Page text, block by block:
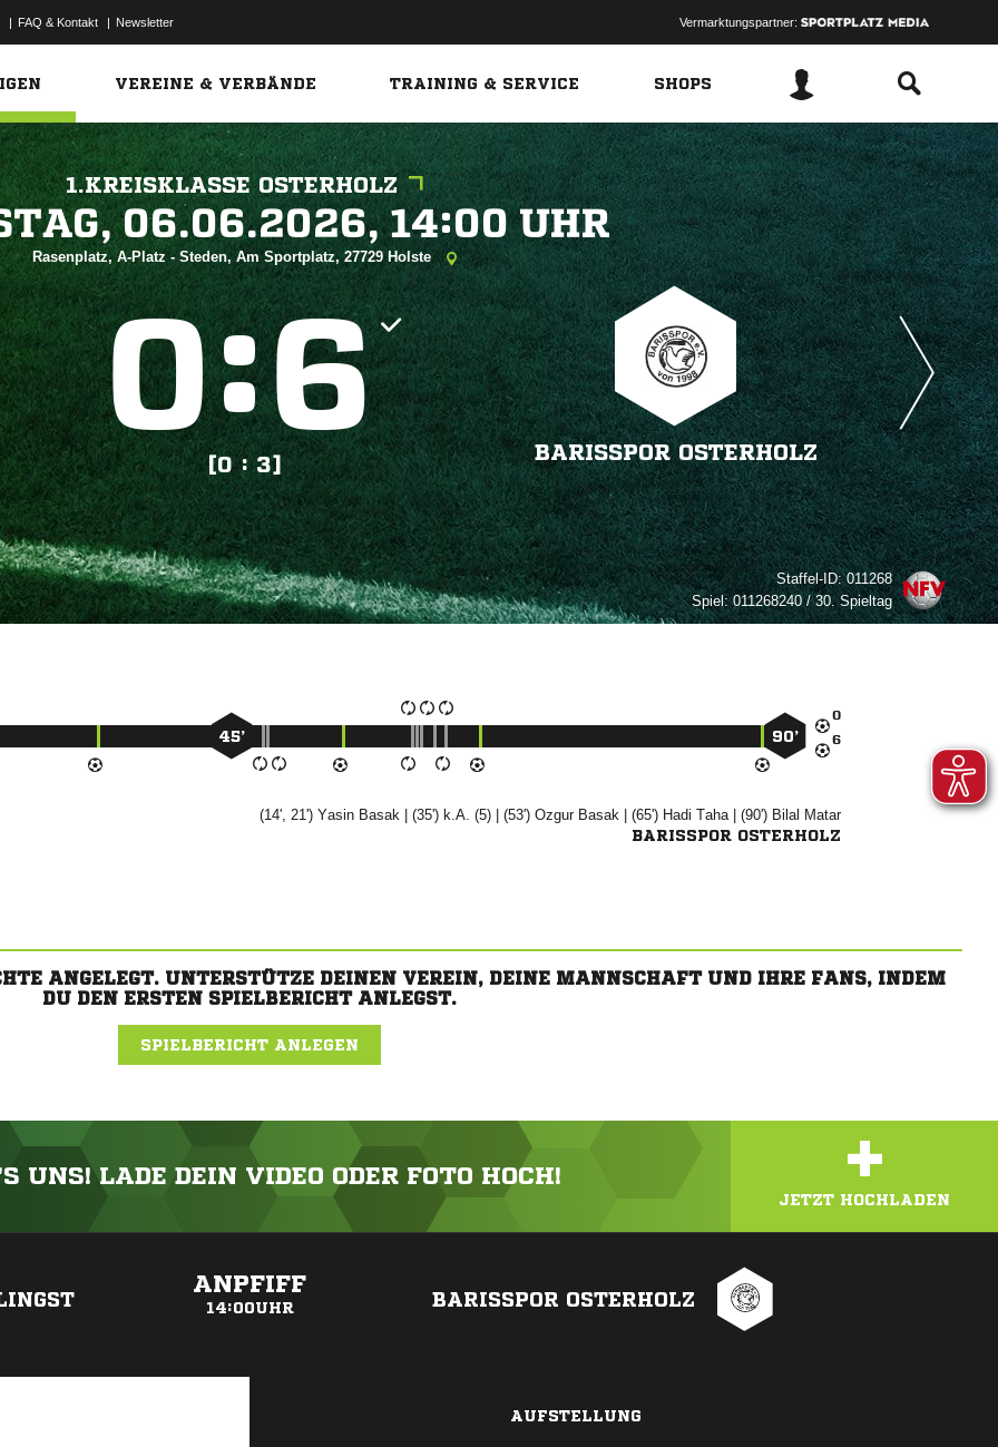
| FAQ & Kontakt | Newsletter Vermarktungspartner:
VEREINE & VERBÄNDE TRAINING & SERVICE SHOPS
1.KREISKLASSE OSTERHOLZ
  
Rasenplatz, A-Platz - Steden, Am Sportplatz, 27729 Holste
:
[0 : 3]
BARISSPOR OSTERHOLZ
Staffel-ID:011268
Spiel:011268240 / 30. Spieltag


45’ 90’
(14', 21')  | (35') k.A. (5) | (53')  | (65')  | (90')  
BARISSPOR OSTERHOLZ
ANGELEGT. UNTERSTÜTZE DEINEN VEREIN, DEINE MANNSCHAFT UND IHRE FANS, INDEM
DU DEN ERSTEN SPIELBERICHT ANLEGST.
SPIELBERICHT ANLEGEN
UNS! LADE DEIN VIDEO ODER FOTO HOCH! +
JETZT HOCHLADEN
ANPFIFF
14:00UHR BARISSPOR OSTERHOLZ
AUFSTELLUNG